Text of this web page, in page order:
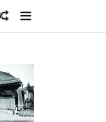
Véletlen cikk
Oldalsáv